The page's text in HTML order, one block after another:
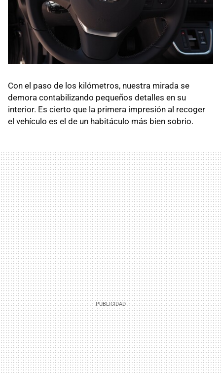
Con el paso de los kilómetros, nuestra mirada se
demora contabilizando pequeños detalles en su
interior. Es cierto que la primera impresión al recoger
el vehículo es el de un habitáculo más bien sobrio.